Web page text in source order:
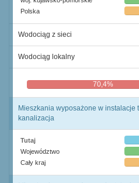
Polska
Wodociąg z sieci
Wodociąg lokalny
70,4%
Mieszkania wyposażone w instalacje
kanalizacja
Tutaj
Województwo
Cały kraj